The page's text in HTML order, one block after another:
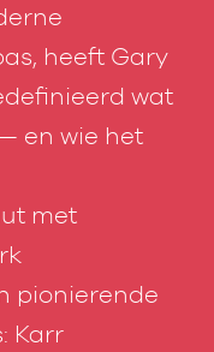
heeft Gary
wat
en wie het
met
pionierende
Karr